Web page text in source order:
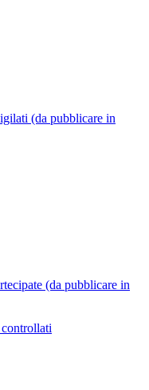
(da pubblicare in
(da pubblicare in